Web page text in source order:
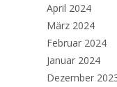
April 2024
März 2024
Februar 2024
Januar 2024
Dezember